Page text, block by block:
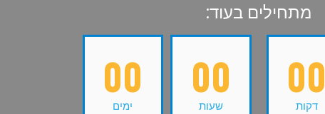
מתחילים בעוד:
00
ימים
00
שעות
00
דקות